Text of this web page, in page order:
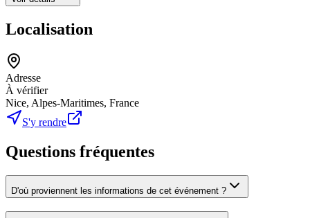
Localisation
Adresse
À vérifier
Nice, Alpes-Maritimes, France
S'y rendre
Questions fréquentes
D'où proviennent les informations de cet événement ?